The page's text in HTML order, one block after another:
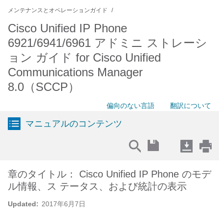
メンテナンスとオペレーションガイド
Cisco Unified IP Phone
6921/6941/6961 アドミニ ストレーシ
ョン ガイド for Cisco Unified
Communications Manager
8.0（SCCP）
偏向のない言語 翻訳について
マニュアルのコンテンツ
Updated: 2017年6月7日
章のタイトル： Cisco Unified IP Phone のモデ
ル情報、ス テータス、および統計の表示